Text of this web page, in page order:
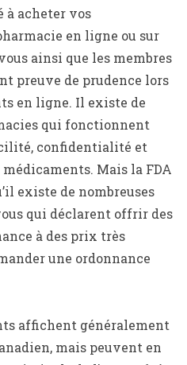
à acheter vos
en ligne ou sur
ainsi que les membres
preuve de prudence lors
en ligne. Il existe de
qui fonctionnent
confidentialité et
Mais la FDA
existe de nombreuses
qui déclarent offrir des
à des prix très
une ordonnance
affichent généralement
mais peuvent en